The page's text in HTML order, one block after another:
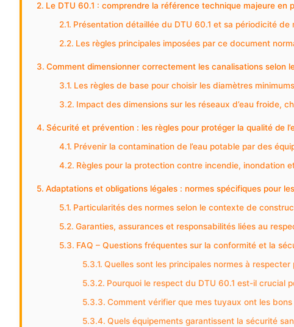
Le DTU 60.1 : comprendre la référence technique majeure en
Présentation détaillée du DTU 60.1 et sa périodicité de
Les règles principales imposées par ce document
Comment dimensionner correctement les canalisations selon
Les règles de base pour choisir les diamètres
Impact des dimensions sur les réseaux d’eau froide,
Sécurité et prévention : les règles pour protéger la qualité de
Prévenir la contamination de l’eau potable par des
Règles pour la protection contre incendie, inondation
Adaptations et obligations légales : normes spécifiques pour
Particularités des normes selon le contexte de
Garanties, assurances et responsabilités liées au
FAQ – Questions fréquentes sur la conformité et la
Quelles sont les principales normes à
Pourquoi le respect du DTU 60.1 est-il crucial
Comment vérifier que mes tuyaux ont les
Quels équipements garantissent la sécurité